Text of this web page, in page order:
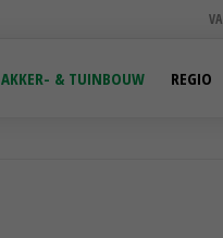
AKKER- & TUINBOUW REGIO